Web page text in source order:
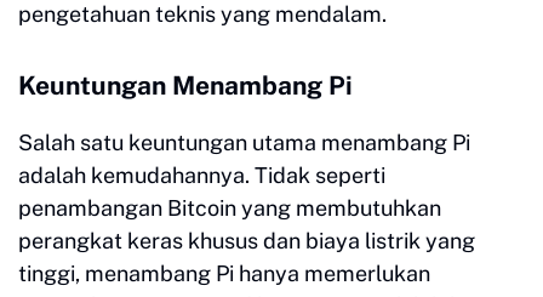
pengetahuan teknis yang mendalam.
Keuntungan Menambang Pi
Salah satu keuntungan utama menambang Pi
adalah kemudahannya. Tidak seperti
penambangan Bitcoin yang membutuhkan
perangkat keras khusus dan biaya listrik yang
tinggi, menambang Pi hanya memerlukan